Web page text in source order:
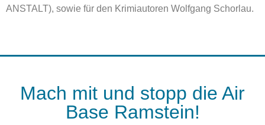
ANSTALT), sowie für den Krimiautoren Wolfgang Schorlau.
Mach mit und stopp die Air
Base Ramstein!